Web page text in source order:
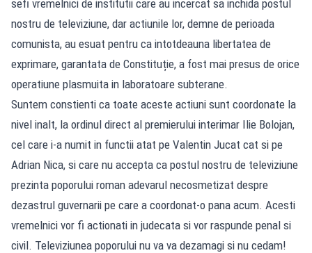
sefi vremelnici de institutii care au incercat sa inchida postul
nostru de televiziune, dar actiunile lor, demne de perioada
comunista, au esuat pentru ca intotdeauna libertatea de
exprimare, garantata de Constituție, a fost mai presus de orice
operatiune plasmuita in laboratoare subterane.
Suntem constienti ca toate aceste actiuni sunt coordonate la
nivel inalt, la ordinul direct al premierului interimar Ilie Bolojan,
cel care i-a numit in functii atat pe Valentin Jucat cat si pe
Adrian Nica, si care nu accepta ca postul nostru de televiziune
prezinta poporului roman adevarul necosmetizat despre
dezastrul guvernarii pe care a coordonat-o pana acum. Acesti
vremelnici vor fi actionati in judecata si vor raspunde penal si
civil. Televiziunea poporului nu va va dezamagi si nu cedam!